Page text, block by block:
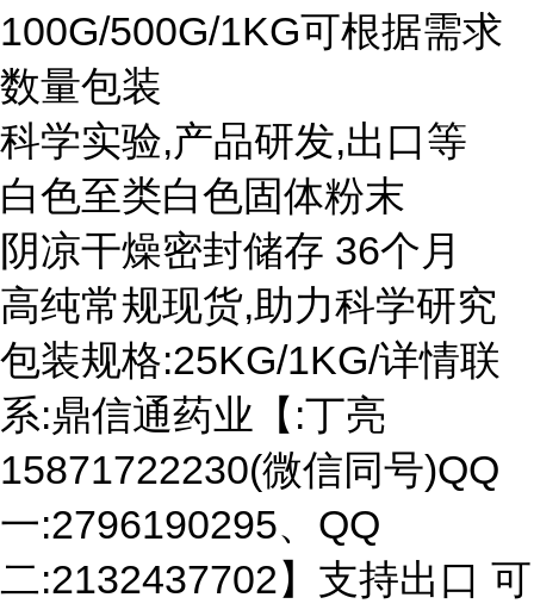
100G/500G/1KG可根据需求
数量包装
科学实验,产品研发,出口等
白色至类白色固体粉末
阴凉干燥密封储存 36个月
高纯常规现货,助力科学研究
包装规格:25KG/1KG/详情联
系:鼎信通药业【:丁亮
15871722230(微信同号)QQ
一:2796190295、QQ
二:2132437702】支持出口 可